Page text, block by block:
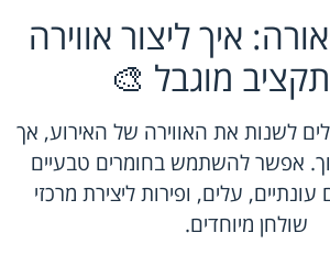
איך ליצור אווירה
מוגבל 🎨
לשנות את האווירה של האירוע, אך
אפשר להשתמש בחומרים טבעיים
עונתיים, עלים, ופירות ליצירת מרכזי
שולחן מיוחדים.